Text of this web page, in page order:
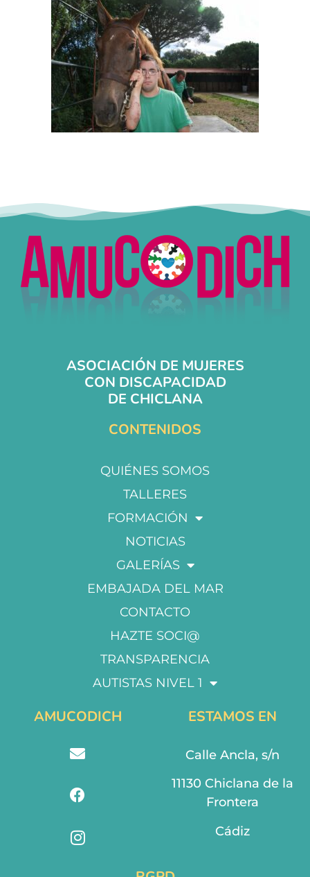
ASOCIACIÓN DE MUJERES
CON DISCAPACIDAD
DE CHICLANA
CONTENIDOS
QUIÉNES SOMOS
TALLERES
FORMACIÓN
NOTICIAS
GALERÍAS
EMBAJADA DEL MAR
CONTACTO
HAZTE SOCI@
TRANSPARENCIA
AUTISTAS NIVEL 1
AMUCODICH ESTAMOS EN
Calle Ancla, s/n
11130 Chiclana de la
Frontera
Cádiz